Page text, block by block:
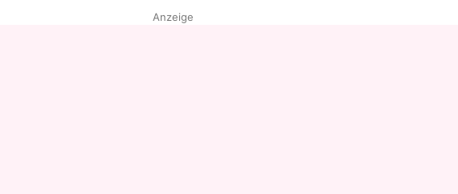
Anzeige